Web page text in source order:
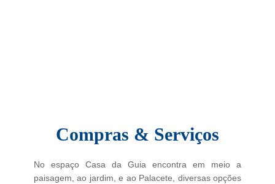
Compras & Serviços
No espaço Casa da Guia encontra em meio a
paisagem, ao jardim, e ao Palacete, diversas opções